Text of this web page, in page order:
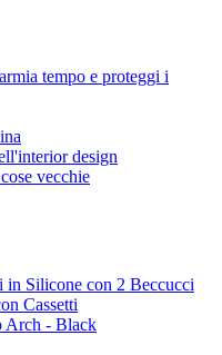
tempo e proteggi i
design
vecchie
in Silicone con 2 Beccucci
Cassetti
Arch - Black